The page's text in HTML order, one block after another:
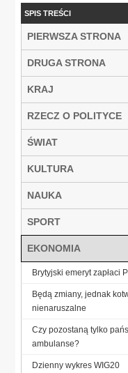
SPIS TREŚCI
PIERWSZA STRONA
DRUGA STRONA
KRAJ
RZECZ O POLITYCE
ŚWIAT
KULTURA
NAUKA
SPORT
EKONOMIA
Brytyjski emeryt zapłaci
Będą zmiany, jednak
nienaruszalne
Czy pozostaną tylko
ambulanse?
Dzienny wykres WIG20